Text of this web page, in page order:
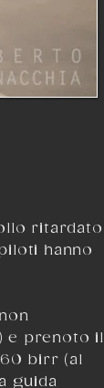
ritardato
hanno
e prenoto il
birr (al
guida